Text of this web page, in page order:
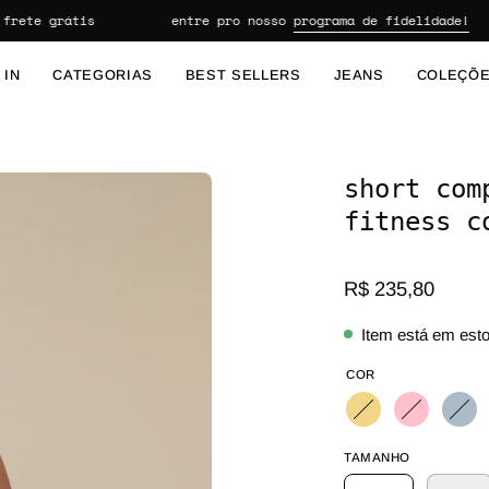
grátis entre pro nossoprograma de fidelidade!
IN CATEGORIAS BEST SELLERS JEANS
Abrir lightbox de imagem
short
fitness
R$ 235,80
Item está em
TAMANHO
COR